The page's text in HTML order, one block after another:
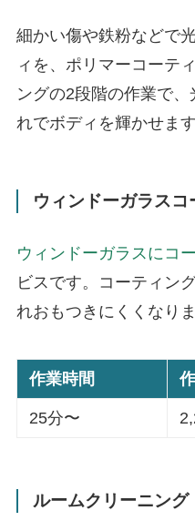
細かい傷や鉄粉などで
ィを、ポリマーコーテ
ングの2段階の作業で
れでボディを輝かせます
ウィンドーガラスコ
ウィンドーガラスにコ
ビスです。コーティン
れおもつきにくくなりま
作業時間
25分〜
ルームクリーニング